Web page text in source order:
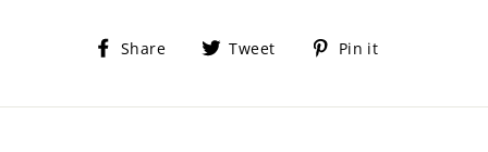
Share
Deel Tweet
TweetPin it